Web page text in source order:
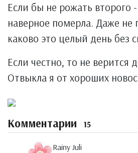
Если бы не рожать второго
наверное померла. Даже не
каково это целый день без
Если честно, то не верится
Отвыкла я от хороших
Комментарии 15
Rainy Juli